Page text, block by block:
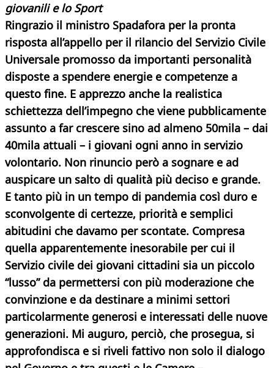
giovanili e lo Sport
Ringrazio il ministro Spadafora per la pronta
risposta all’appello per il rilancio del Servizio Civile
Universale promosso da importanti personalità
disposte a spendere energie e competenze a
questo fine. E apprezzo anche la realistica
schiettezza dell’impegno che viene pubblicamente
assunto a far crescere sino ad almeno 50mila – dai
40mila attuali – i giovani ogni anno in servizio
volontario. Non rinuncio però a sognare e ad
auspicare un salto di qualità più deciso e grande.
E tanto più in un tempo di pandemia così duro e
sconvolgente di certezze, priorità e semplici
abitudini che davamo per scontate. Compresa
quella apparentemente inesorabile per cui il
Servizio civile dei giovani cittadini sia un piccolo
“lusso” da permettersi con più moderazione che
convinzione e da destinare a minimi settori
particolarmente generosi e interessati delle nuove
generazioni. Mi auguro, perciò, che prosegua, si
approfondisca e si riveli fattivo non solo il dialogo